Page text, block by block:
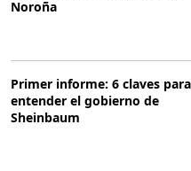
Noroña
Primer informe: 6 claves para
entender el gobierno de
Sheinbaum